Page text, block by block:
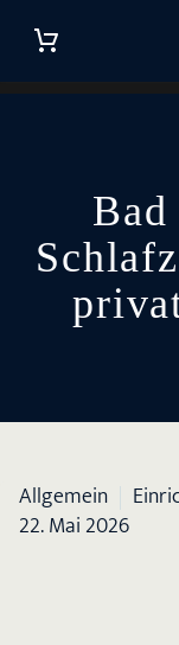
Allgemein
22. Mai 2026